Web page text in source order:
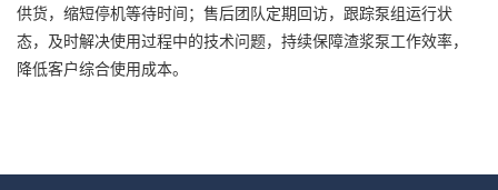
供货，缩短停机等待时间；售后团队定期回访，跟踪泵组运行状
态，及时解决使用过程中的技术问题，持续保障渣浆泵工作效率，
降低客户综合使用成本。